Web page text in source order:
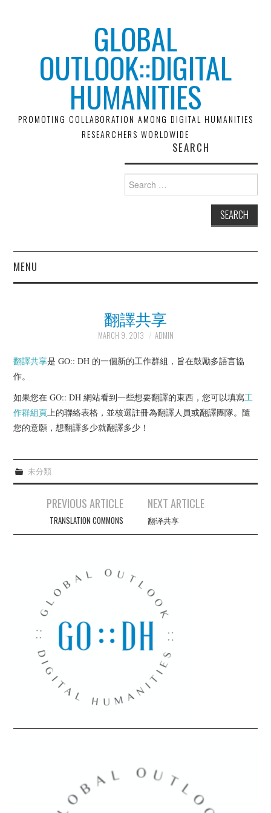
GLOBAL
OUTLOOK::DIGITAL
HUMANITIES
PROMOTING COLLABORATION AMONG DIGITAL HUMANITIES
RESEARCHERS WORLDWIDE
SEARCH
Search
for:
MENU
EXECUTIVE BOARD
NEWS
INITIATIVES
GO::DH CONVERSATIONS
GLOCOLLAB
TRANSLATION INITIATIVES
GO::DH PODCASTS
PAST INITIATIVES
AROUND DH IN 80 DAYS
THE REWRITING
翻譯共享
MARCH 9, 2013 ADMIN
翻譯共享是 GO:: DH 的一個新的工作群組，旨在鼓勵多語言協
作。
如果您在 GO:: DH 網站看到一些想要翻譯的東西，您可以填寫工
作群組頁 上的聯絡表格，並核選註冊為翻譯人員或翻譯團隊。隨
您的意願，想翻譯多少就翻譯多少！
未分類
navigation
PREVIOUS ARTICLE
TRANSLATION COMMONS
NEXT ARTICLE
翻译共享